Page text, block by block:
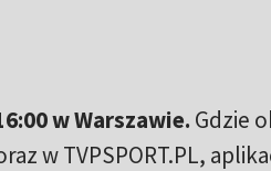
w Warszawie. Gdzie
w TVPSPORT.PL,